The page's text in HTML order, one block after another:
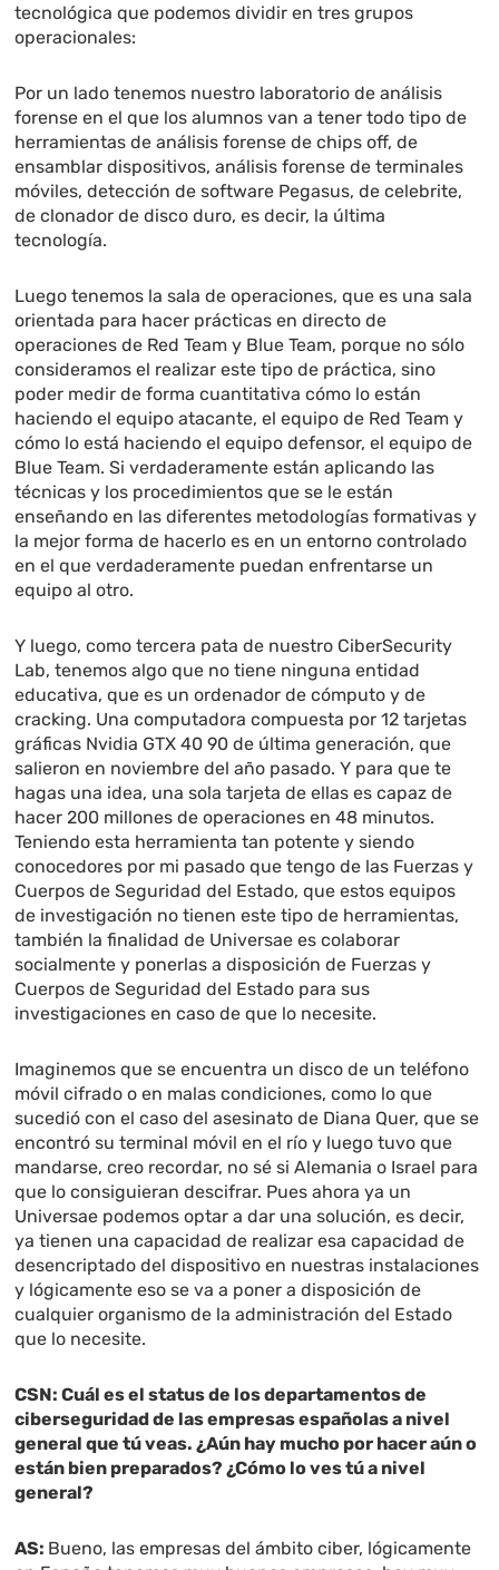
tecnológica que podemos dividir en tres grupos
operacionales:
Por un lado tenemos nuestro laboratorio de análisis
forense en el que los alumnos van a tener todo tipo de
herramientas de análisis forense de chips off, de
ensamblar dispositivos, análisis forense de terminales
móviles, detección de software Pegasus, de celebrite,
de clonador de disco duro, es decir, la última
tecnología.
Luego tenemos la sala de operaciones, que es una sala
orientada para hacer prácticas en directo de
operaciones de Red Team y Blue Team, porque no sólo
consideramos el realizar este tipo de práctica, sino
poder medir de forma cuantitativa cómo lo están
haciendo el equipo atacante, el equipo de Red Team y
cómo lo está haciendo el equipo defensor, el equipo de
Blue Team. Si verdaderamente están aplicando las
técnicas y los procedimientos que se le están
enseñando en las diferentes metodologías formativas y
la mejor forma de hacerlo es en un entorno controlado
en el que verdaderamente puedan enfrentarse un
equipo al otro.
Y luego, como tercera pata de nuestro CiberSecurity
Lab, tenemos algo que no tiene ninguna entidad
educativa, que es un ordenador de cómputo y de
cracking. Una computadora compuesta por 12 tarjetas
gráficas Nvidia GTX 40 90 de última generación, que
salieron en noviembre del año pasado. Y para que te
hagas una idea, una sola tarjeta de ellas es capaz de
hacer 200 millones de operaciones en 48 minutos.
Teniendo esta herramienta tan potente y siendo
conocedores por mi pasado que tengo de las Fuerzas y
Cuerpos de Seguridad del Estado, que estos equipos
de investigación no tienen este tipo de herramientas,
también la finalidad de Universae es colaborar
socialmente y ponerlas a disposición de Fuerzas y
Cuerpos de Seguridad del Estado para sus
investigaciones en caso de que lo necesite.
Imaginemos que se encuentra un disco de un teléfono
móvil cifrado o en malas condiciones, como lo que
sucedió con el caso del asesinato de Diana Quer, que se
encontró su terminal móvil en el río y luego tuvo que
mandarse, creo recordar, no sé si Alemania o Israel para
que lo consiguieran descifrar. Pues ahora ya un
Universae podemos optar a dar una solución, es decir,
ya tienen una capacidad de realizar esa capacidad de
desencriptado del dispositivo en nuestras instalaciones
y lógicamente eso se va a poner a disposición de
cualquier organismo de la administración del Estado
que lo necesite.
CSN: Cuál es el status de los departamentos de
ciberseguridad de las empresas españolas a nivel
general que tú veas. ¿Aún hay mucho por hacer aún o
están bien preparados? ¿Cómo lo ves tú a nivel
general?
AS: Bueno, las empresas del ámbito ciber, lógicamente